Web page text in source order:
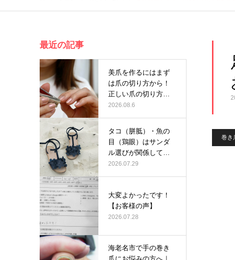
巻
最近の記事
美爪を作るにはまず
は爪の切り方から！
正しい爪の切り方と
は？
2026.08.6
タコ（胼胝）・魚の
目（鶏眼）はサンダ
ル選びが関係してい
るかも？
2026.07.29
大変よかったです！
【お客様の声】
2026.07.28
海老名市で手の巻き